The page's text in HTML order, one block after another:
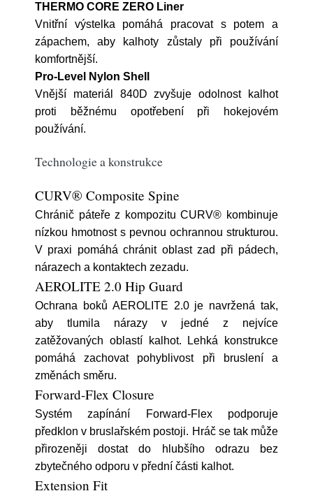
THERMO CORE ZERO Liner
Vnitřní výstelka pomáhá pracovat s potem a
zápachem, aby kalhoty zůstaly při používání
komfortnější.
Pro-Level Nylon Shell
Vnější materiál 840D zvyšuje odolnost kalhot
proti běžnému opotřebení při hokejovém
používání.
Technologie a konstrukce
CURV® Composite Spine
Chránič páteře z kompozitu CURV® kombinuje
nízkou hmotnost s pevnou ochrannou strukturou.
V praxi pomáhá chránit oblast zad při pádech,
nárazech a kontaktech zezadu.
AEROLITE 2.0 Hip Guard
Ochrana boků AEROLITE 2.0 je navržená tak,
aby tlumila nárazy v jedné z nejvíce
zatěžovaných oblastí kalhot. Lehká konstrukce
pomáhá zachovat pohyblivost při bruslení a
změnách směru.
Forward-Flex Closure
Systém zapínání Forward-Flex podporuje
předklon v bruslařském postoji. Hráč se tak může
přirozeněji dostat do hlubšího odrazu bez
zbytečného odporu v přední části kalhot.
Extension Fit